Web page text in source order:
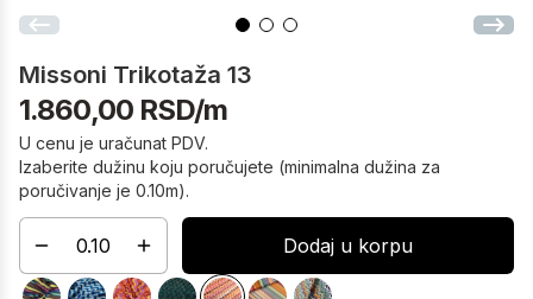
Missoni Trikotaža 13
1.860,00 RSD/m
U cenu je uračunat PDV.
Izaberite dužinu koju poručujete (minimalna dužina za
poručivanje je 0.10m).
Dodaj u korpu